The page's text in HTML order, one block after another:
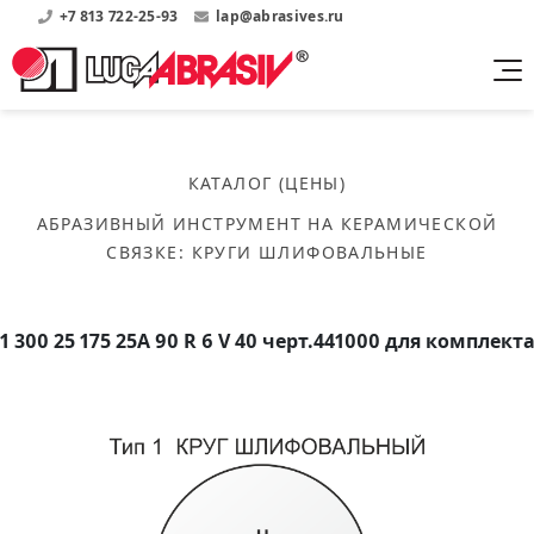
+7 813 722-25-93 lap@abrasives.ru
бакелитовой связке
Скачать каталог
Круги шлифовальные
Сегменты шлифовальные
керамической связке
Скачать каталог
Круги шлифовальные
Скачать прайсы на нашу продукцию
Нормативные документы, ГОСТы, Инструкции по
эсплуатации
Публикации
О нас
Информация о заводе
История завода
Партнеры
Список партнеров завода
Мероприятия
Контакты
КАТАЛОГ (ЦЕНЫ)
АБРАЗИВНЫЙ ИНСТРУМЕНТ НА КЕРАМИЧЕСКОЙ
СВЯЗКЕ : КРУГИ ШЛИФОВАЛЬНЫЕ
1 300 25 175 25А 90 R 6 V 40 черт.441000 для комплекта